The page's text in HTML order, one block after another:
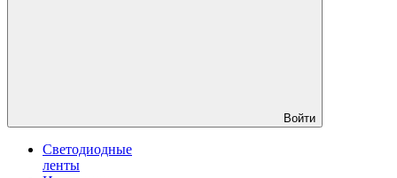
Войти
Светодиодные
ленты